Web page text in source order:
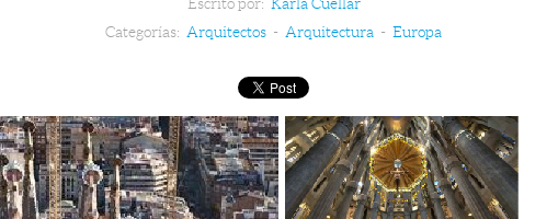
Categorías: Arquitectos - Arquitectura - Europa